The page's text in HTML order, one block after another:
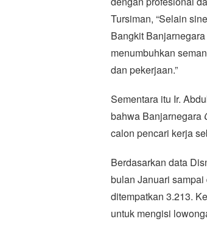
Tursiman, “Selain
Bangkit
menumbuhkan
dan pekerjaan.”
Sementara itu Ir.
bahwa Banjarnegara
calon pencari kerja
Berdasarkan data
bulan Januari
ditempatkan 3.213.
untuk mengisi